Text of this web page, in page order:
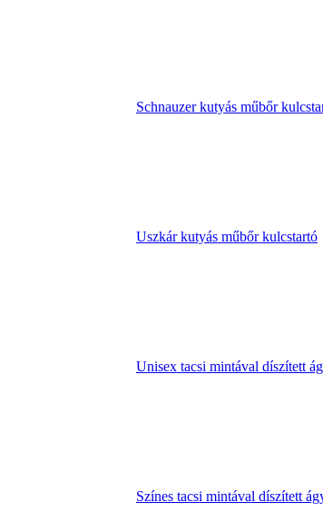
Schnauzer kutyás műbőr
Uszkár kutyás műbőr kulcstartó
Unisex tacsi mintával díszített
Színes tacsi mintával díszített